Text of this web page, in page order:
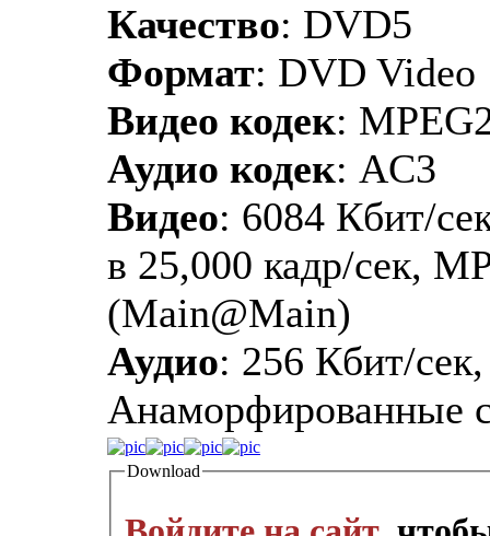
Качество: DVD5
Формат: DVD Video
Видео кодек:
Аудио кодек: AC3
Видео: 6084 Кбит/
в 25,000 кадр/сек,
(Main@Main)
Аудио: 256 Кбит/
Анаморфированные
Download